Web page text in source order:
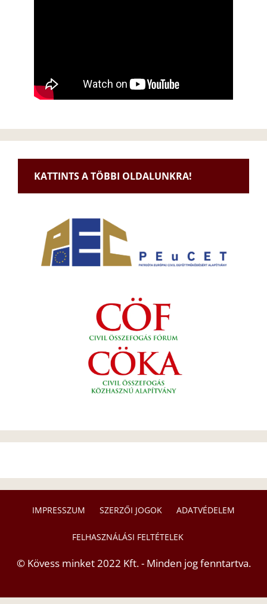
KATTINTS A TÖBBI OLDALUNKRA!
IMPRESSZUM SZERZŐI JOGOK ADATVÉDELEM
FELHASZNÁLÁSI FELTÉTELEK
© Kövess minket 2022 Kft. - Minden jog fenntartva.